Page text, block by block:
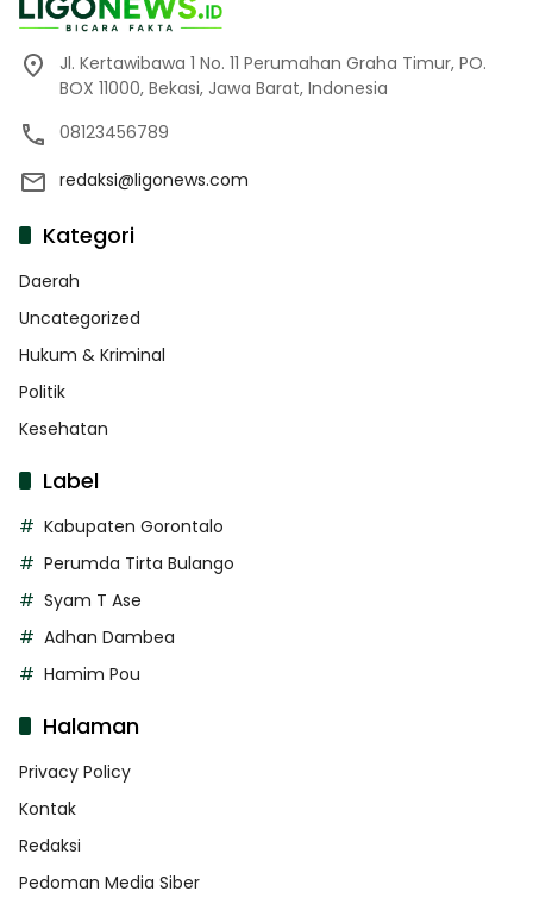
Jl. Kertawibawa 1 No. 11 Perumahan Graha Timur, PO.
BOX 11000, Bekasi, Jawa Barat, Indonesia
08123456789
redaksi@ligonews.com
Kategori
Daerah
Uncategorized
Hukum & Kriminal
Politik
Kesehatan
Label
Kabupaten Gorontalo
Perumda Tirta Bulango
Syam T Ase
Adhan Dambea
Hamim Pou
Halaman
Privacy Policy
Kontak
Redaksi
Pedoman Media Siber